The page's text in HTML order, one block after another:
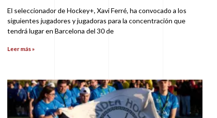
El seleccionador de Hockey+, Xavi Ferré, ha convocado a los
siguientes jugadores y jugadoras para la concentración que
tendrá lugar en Barcelona del 30 de
Leer más »